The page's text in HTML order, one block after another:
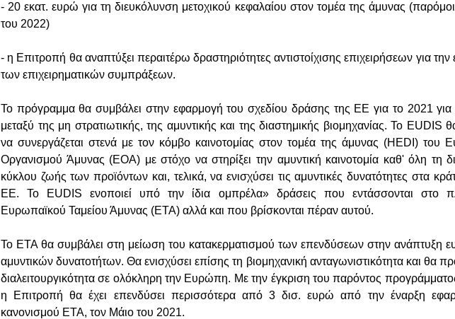
- 20 εκατ. ευρώ για τη διευκόλυνση μετοχικού κεφαλαίου στον τομέα της άμυνας
του 2022)
- η Επιτροπή θα αναπτύξει περαιτέρω δραστηριότητες αντιστοίχισης επιχειρήσεων για την
των επιχειρηματικών συμπράξεων.
Το πρόγραμμα θα συμβάλει στην εφαρμογή του σχεδίου δράσης της ΕΕ για το 2021 για
μεταξύ της μη στρατιωτικής, της αμυντικής και της διαστημικής βιομηχανίας. Το EUDIS
να συνεργάζεται στενά με τον κόμβο καινοτομίας στον τομέα της άμυνας (HEDI) του
Οργανισμού Άμυνας (ΕΟΑ) με στόχο να στηρίξει την αμυντική καινοτομία καθ' όλη τη
κύκλου ζωής των προϊόντων και, τελικά, να ενισχύσει τις αμυντικές δυνατότητες στα
ΕΕ. Το EUDIS ενοποιεί υπό την ίδια ομπρέλα» δράσεις που εντάσσονται στο
Ευρωπαϊκού Ταμείου Άμυνας (ΕΤΑ) αλλά και που βρίσκονται πέραν αυτού.
Το ΕΤΑ θα συμβάλει στη μείωση του κατακερματισμού των επενδύσεων στην ανάπτυξη
αμυντικών δυνατοτήτων. Θα ενισχύσει επίσης τη βιομηχανική ανταγωνιστικότητα και θα
διαλειτουργικότητα σε ολόκληρη την Ευρώπη. Με την έγκριση του παρόντος
η Επιτροπή θα έχει επενδύσει περισσότερα από 3 δισ. ευρώ από την έναρξη
κανονισμού ΕΤΑ, τον Μάιο του 2021.